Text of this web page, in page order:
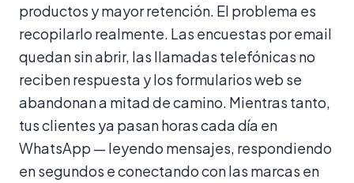
productos y mayor retención. El problema es
recopilarlo realmente. Las encuestas por email
quedan sin abrir, las llamadas telefónicas no
reciben respuesta y los formularios web se
abandonan a mitad de camino. Mientras tanto,
tus clientes ya pasan horas cada día en
WhatsApp — leyendo mensajes, respondiendo
en segundos e conectando con las marcas en